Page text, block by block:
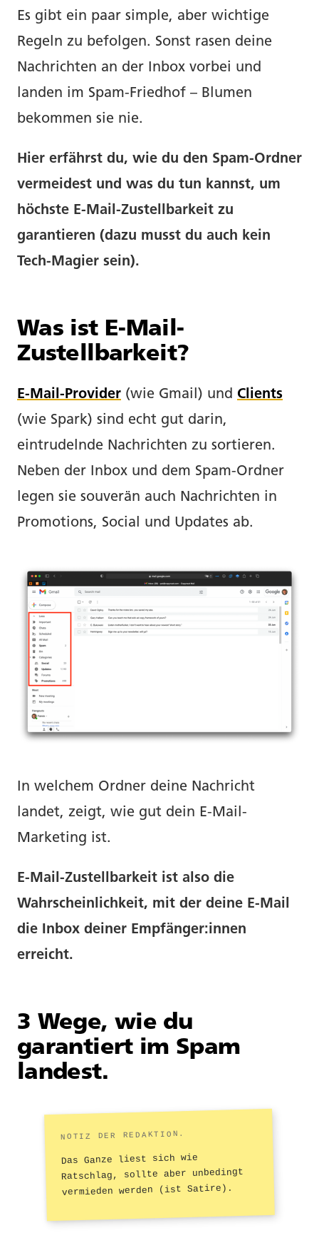
Es gibt ein paar simple, aber wichtige
Regeln zu befolgen. Sonst rasen deine
Nachrichten an der Inbox vorbei und
landen im Spam-Friedhof – Blumen
bekommen sie nie.
Hier erfährst du, wie du den Spam-Ordner
vermeidest und was du tun kannst, um
höchste E-Mail-Zustellbarkeit zu
garantieren (dazu musst du auch kein
Tech-Magier sein).
Was ist E-Mail-
Zustellbarkeit?
E-Mail-Provider (wie Gmail) und Clients
(wie Spark) sind echt gut darin,
eintrudelnde Nachrichten zu sortieren.
Neben der Inbox und dem Spam-Ordner
legen sie souverän auch Nachrichten in
Promotions, Social und Updates ab.
In welchem Ordner deine Nachricht
landet, zeigt, wie gut dein E-Mail-
Marketing ist.
E-Mail-Zustellbarkeit ist also die
Wahrscheinlichkeit, mit der deine E-Mail
die Inbox deiner Empfänger:innen
erreicht.
3 Wege, wie du
garantiert im Spam
landest.
Das Ganze liest sich wie
Ratschlag, sollte aber unbedingt
vermieden werden (ist Satire).